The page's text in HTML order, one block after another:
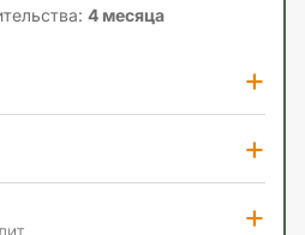
4 месяца
+
+
+